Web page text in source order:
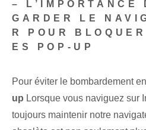
– L’IMPORTANCE
GARDER LE
R POUR
ES POP-UP
Pour éviter le bombardement
up Lorsque vous naviguez sur
toujours maintenir notre